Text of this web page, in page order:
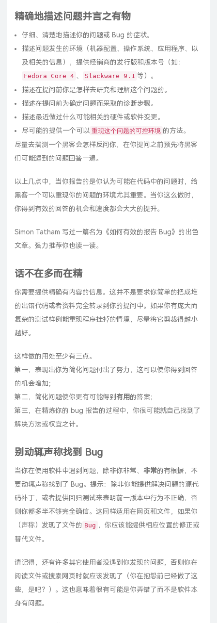
精确地描述问题并言之有物
仔细、清楚地描述你的问题或 Bug 的症状。
描述问题发生的环境（机器配置、操作系统、应用程序、以
及相关的信息），提供经销商的发行版和版本号（如：
Fedora Core 4 、 Slackware 9.1 等）。
描述在提问前你是怎样去研究和理解这个问题的。
描述在提问前为确定问题而采取的诊断步骤。
描述最近做过什么可能相关的硬件或软件变更。
尽可能的提供一个可以 重现这个问题的可控环境 的方法。
尽量去揣测一个黑客会怎样反问你，在你提问之前预先将黑客
们可能遇到的问题回答一遍。
以上几点中，当你报告的是你认为可能在代码中的问题时，给
黑客一个可以重现你的问题的环境尤其重要。当你这么做时，
你得到有效的回答的机会和速度都会大大的提升。
Simon Tatham 写过一篇名为《如何有效的报告 Bug》的出色
文章。强力推荐你也读一读。
话不在多而在精
你需要提供精确有内容的信息。这并不是要求你简单的把成堆
的出错代码或者资料完全转录到你的提问中。如果你有庞大而
复杂的测试样例能重现程序挂掉的情境，尽量将它剪裁得越小
越好。
这样做的用处至少有三点。
第一，表现出你为简化问题付出了努力，这可以使你得到回答
的机会增加；
第二，简化问题使你更有可能得到有用的答案；
第三，在精炼你的 bug 报告的过程中，你很可能就自己找到了
解决方法或权宜之计。
别动辄声称找到 Bug
当你在使用软件中遇到问题，除非你非常、 非常的有根据，不
要动辄声称找到了 Bug。提示：除非你能提供解决问题的源代
码补丁，或者提供回归测试来表明前一版本中行为不正确，否
则你都多半不够完全确信。这同样适用在网页和文件，如果你
（声称）发现了文件的 Bug ，你应该能提供相应位置的修正或
替代文件。
请记得，还有许多其它使用者没遇到你发现的问题，否则你在
阅读文件或搜索网页时就应该发现了（你在抱怨前已经做了这
些，是吧？）。这也意味着很有可能是你弄错了而不是软件本
身有问题。